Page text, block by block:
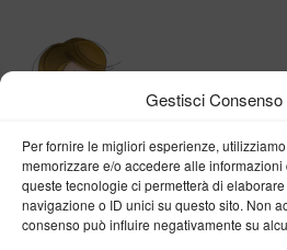
Gestisci Consenso
Per fornire le migliori esperienze,
memorizzare e/o accedere alle
queste tecnologie ci permetterà di
navigazione o ID unici su questo sito. Non
consenso può influire negativamente su
BY VERONICA